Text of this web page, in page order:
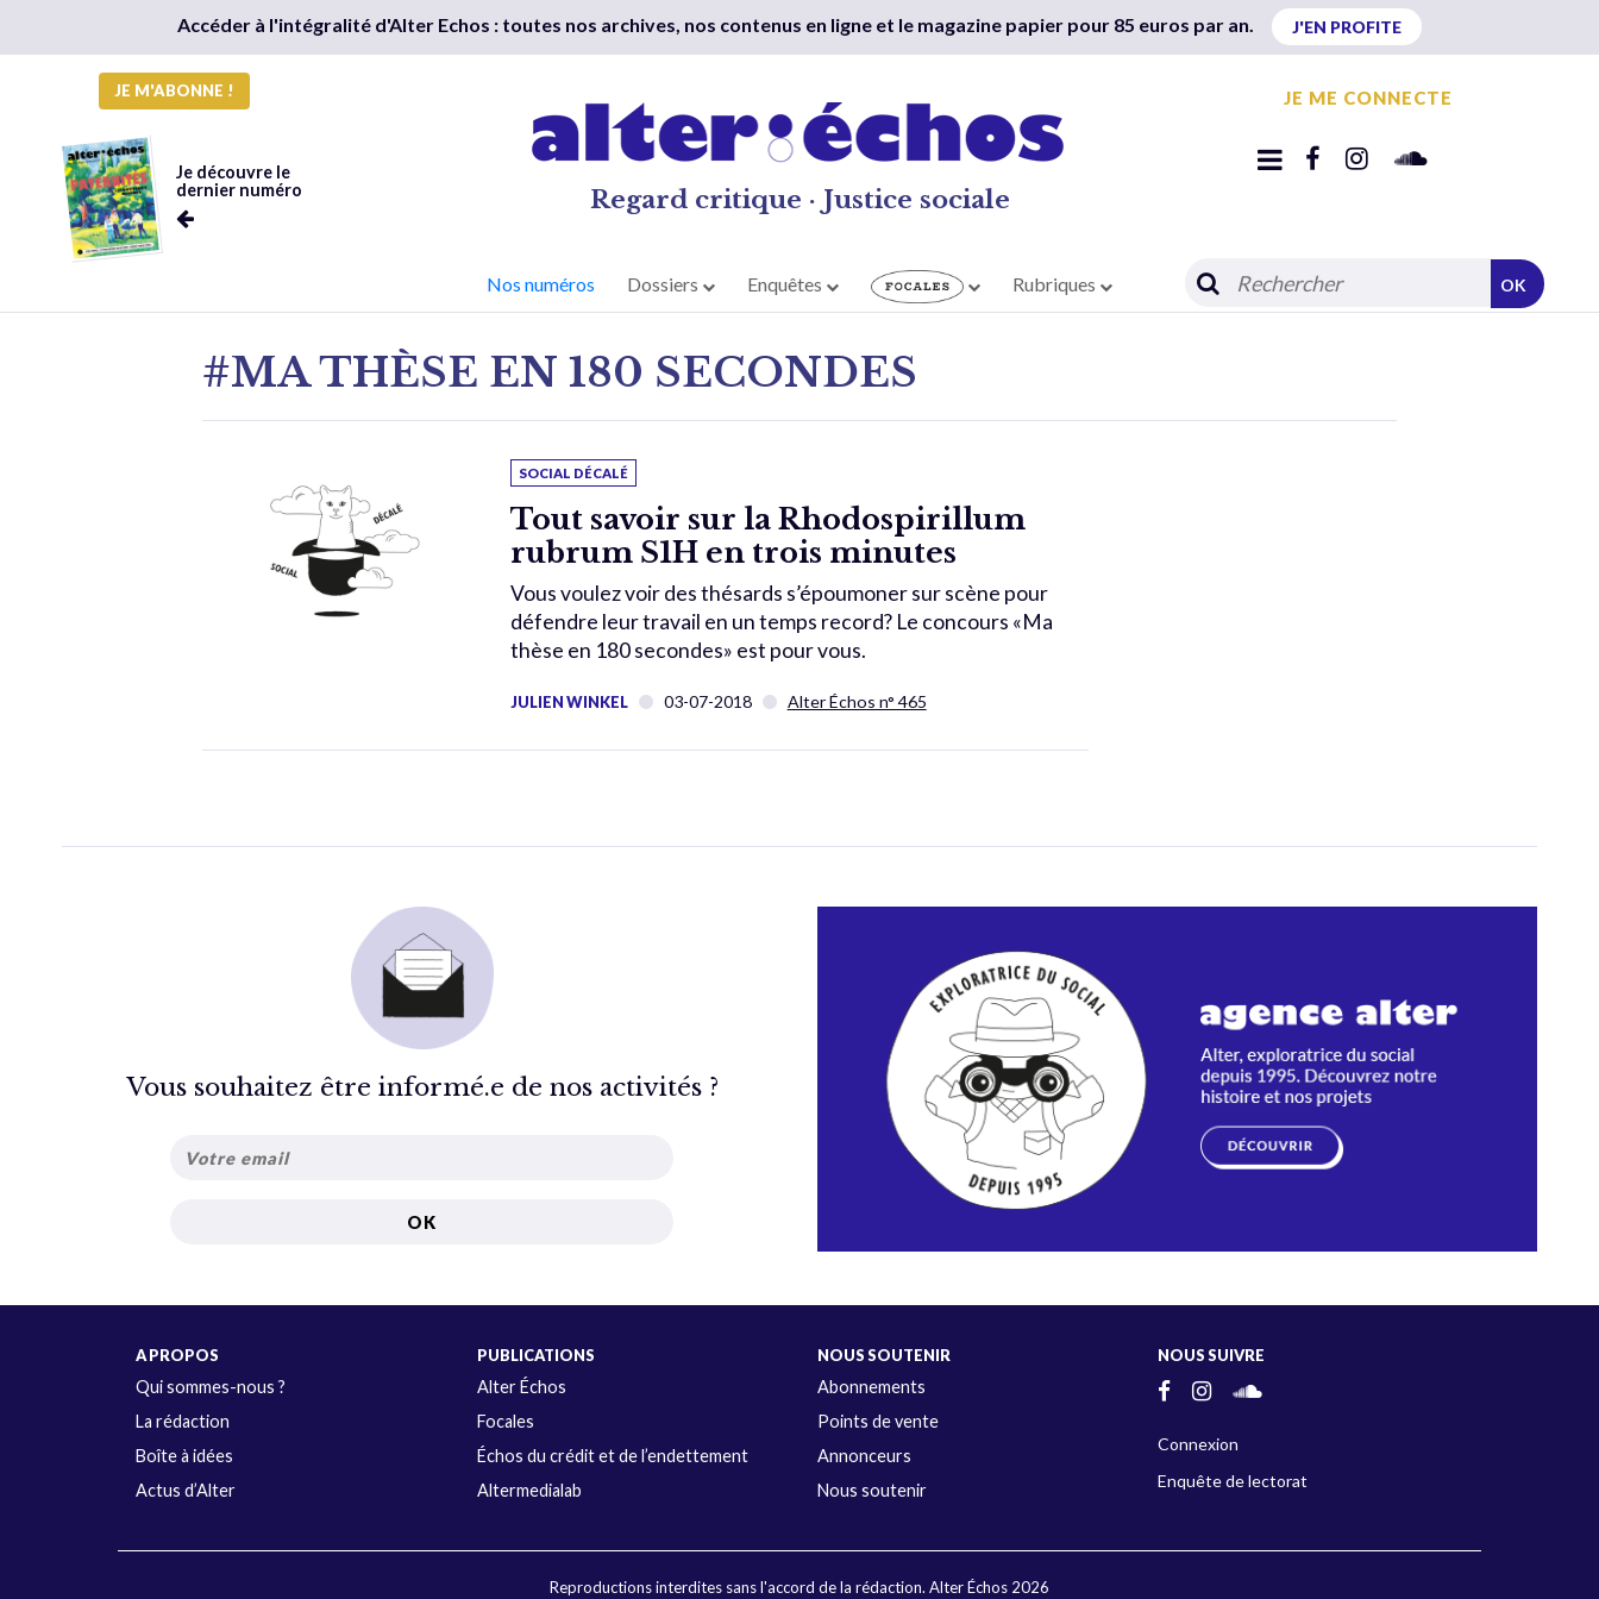
Accéder à l'intégralité d'Alter Echos : toutes nos archives, nos contenus en ligne et le magazine papier pour 85 euros par an. J'EN PROFITE
JE M'ABONNE !
Je découvre le
dernier numéro
Regard critique · Justice sociale
JE ME CONNECTE
Nos numéros Dossiers Enquêtes Rubriques OK
#MA THÈSE EN 180 SECONDES
SOCIAL DÉCALÉ
Tout savoir sur la Rhodospirillum
rubrum S1H en trois minutes
Vous voulez voir des thésards s’époumoner sur scène pour
défendre leur travail en un temps record? Le concours «Ma
thèse en 180 secondes» est pour vous.
JULIEN WINKEL 03-07-2018 Alter Échos n° 465
Vous souhaitez être informé.e de nos activités ?
A PROPOS
Qui sommes-nous ?
La rédaction
Boîte à idées
Actus d’Alter
PUBLICATIONS
Alter Échos
Focales
Échos du crédit et de l’endettement
Altermedialab
NOUS SOUTENIR
Abonnements
Points de vente
Annonceurs
Nous soutenir
NOUS SUIVRE
Connexion
Enquête de lectorat
Reproductions interdites sans l'accord de la rédaction. Alter Échos 2026